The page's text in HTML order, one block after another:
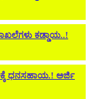
ಕಡ್ಡಾಯ..!
ಧನಸಹಾಯ.! ಅರ್ಜಿ